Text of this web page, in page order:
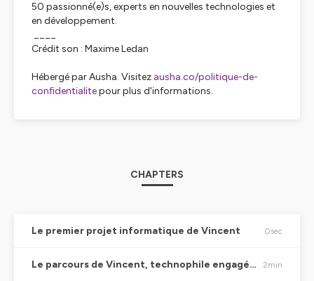
50 passionné(e)s, experts en nouvelles technologies et
en développement.
Crédit son : Maxime Ledan
Hébergé par Ausha. Visitez ausha.co/politique-de-
confidentialitepour plus d'informations.
CHAPTERS
Le premier projet informatique de Vincent 0sec
Le parcours de Vincent, technophile engagé et adepte de l’open source 2min